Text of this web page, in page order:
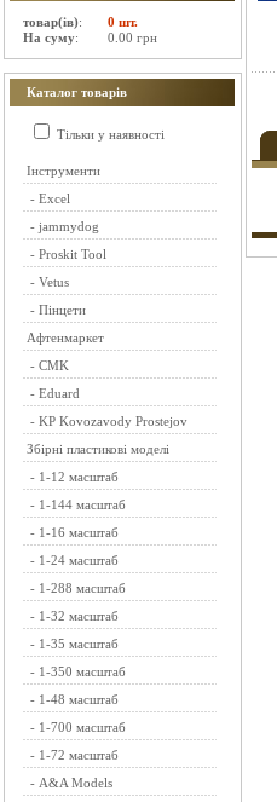
товар(ів):
0 шт.
На суму: 0.00 грн
Каталог товарів
Тільки у наявності
Інструменти
- Excel
- jammydog
- Proskit Tool
- Vetus
- Пінцети
Афтенмаркет
- CMK
- Eduard
- KP Kovozavody Prostejov
Збірні пластикові моделі
- 1-12 масштаб
- 1-144 масштаб
- 1-16 масштаб
- 1-24 масштаб
- 1-288 масштаб
- 1-32 масштаб
- 1-35 масштаб
- 1-350 масштаб
- 1-48 масштаб
- 1-700 масштаб
- 1-72 масштаб
- A&A Models